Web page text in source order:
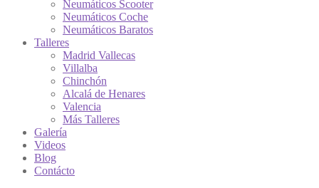
Neumáticos Scooter
Neumáticos Coche
Neumáticos Baratos
Talleres
Madrid Vallecas
Villalba
Chinchón
Alcalá de Henares
Valencia
Más Talleres
Galería
Videos
Blog
Contácto